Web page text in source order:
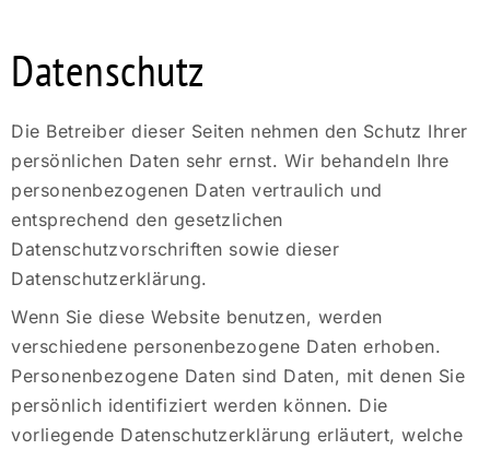
Datenschutz
Die Betreiber dieser Seiten nehmen den Schutz Ihrer
persönlichen Daten sehr ernst. Wir behandeln Ihre
personenbezogenen Daten vertraulich und
entsprechend den gesetzlichen
Datenschutzvorschriften sowie dieser
Datenschutzerklärung.
Wenn Sie diese Website benutzen, werden
verschiedene personenbezogene Daten erhoben.
Personenbezogene Daten sind Daten, mit denen Sie
persönlich identifiziert werden können. Die
vorliegende Datenschutzerklärung erläutert, welche